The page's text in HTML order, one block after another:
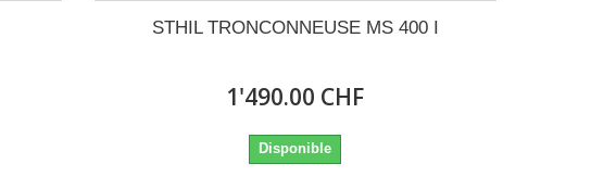
STHIL TRONCONNEUSE MS 400 I
1'490.00 CHF
Disponible